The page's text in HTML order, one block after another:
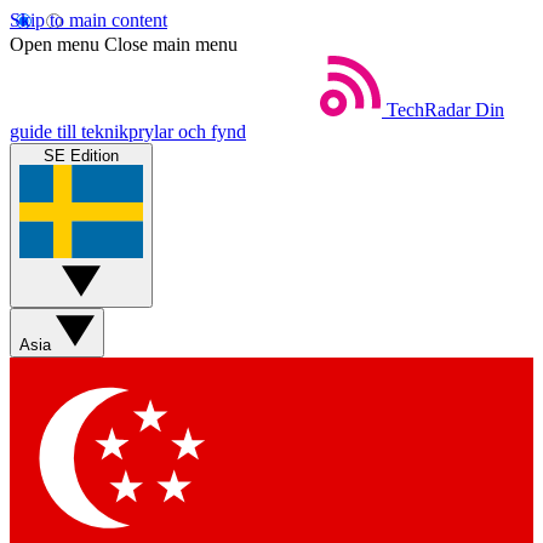
Skip to main content
Open menu Close main menu
TechRadar Din
guide till teknikprylar och fynd
SE Edition
Asia